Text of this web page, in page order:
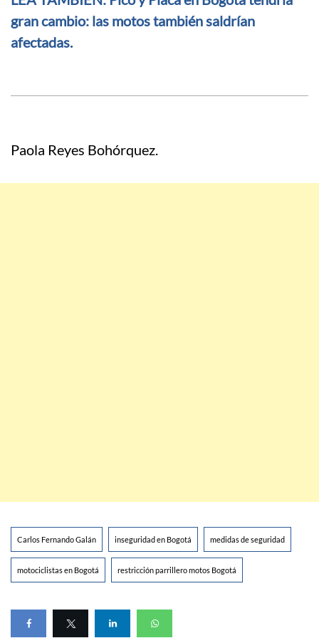
gran cambio: las motos también saldrían
afectadas.
Paola Reyes Bohórquez.
Carlos Fernando Galán inseguridad en Bogotá medidas de seguridad
motociclistas en Bogotá restricción parrillero motos Bogotá